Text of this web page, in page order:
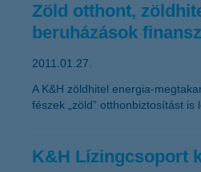
Zöld otthont,
beruházások
2011.01.27.
A K&H zöldhitel energia-
fészek „zöld” otthonbiztosítást
K&H Lízingcsoport